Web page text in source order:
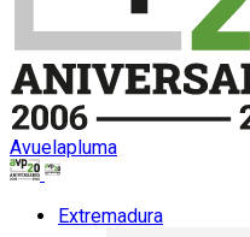
Avuelapluma
Extremadura